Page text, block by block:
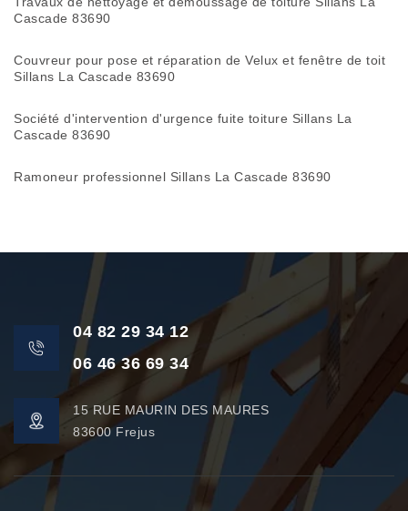
Cascade 83690
Couvreur pour pose et réparation de Velux et fenêtre de toit
Sillans La Cascade 83690
Société d'intervention d'urgence fuite toiture Sillans La
Cascade 83690
Ramoneur professionnel Sillans La Cascade 83690
04 82 29 34 12
06 46 36 69 34
15 RUE MAURIN DES MAURES
83600 Frejus